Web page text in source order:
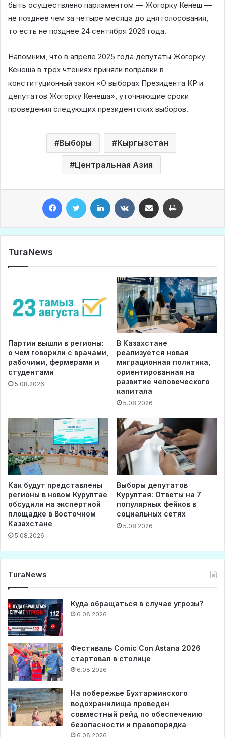
быть осуществлено парламентом — Жогорку Кенеш —
не позднее чем за четыре месяца до дня голосования,
то есть не позднее 24 сентября 2026 года.
Напомним, что в апреле 2025 года депутаты Жогорку
Кенеша в трёх чтениях приняли поправки в
конституционный закон «О выборах Президента КР и
депутатов Жогорку Кенеша», уточняющие сроки
проведения следующих президентских выборов.
Выборы Кыргызстан
Центральная Азия
TuraNews
Партии вышли в регионы:
о чем говорили с врачами,
рабочими, фермерами и
студентами
5.08.2026
В Казахстане
реализуется новая
миграционная политика,
ориентированная на
развитие человеческого
капитала
5.08.2026
Как будут представлены
регионы в новом Курултае
обсудили на экспертной
площадке в Восточном
Казахстане
5.08.2026
Выборы депутатов
Курултая: Ответы на 7
популярных фейков в
социальных сетях
5.08.2026
TuraNews
Куда обращаться в случае угрозы?
6.08.2026
Фестиваль Comic Con Astana 2026
стартовал в столице
6.08.2026
На побережье Бухтарминского
водохранилища проведен
совместный рейд по обеспечению
безопасности и правопорядка
6.08.2026